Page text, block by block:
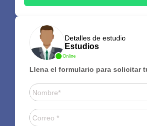
Online
Detalles de estudio
Estudios
Llena el formulario para solicitar